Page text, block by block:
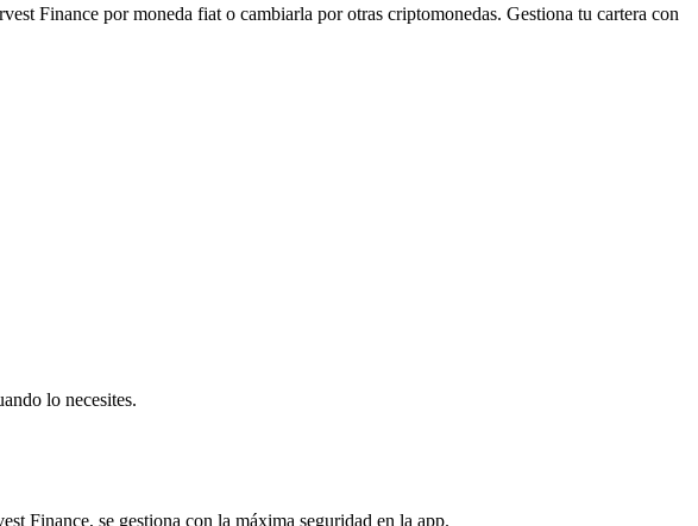
Finance por moneda fiat o cambiarla por otras criptomonedas. Gestiona tu cartera con
lo necesites.
Finance, se gestiona con la máxima seguridad en la app.